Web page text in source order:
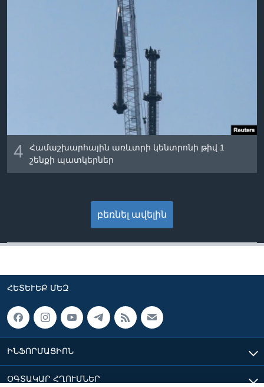
4
Համաշխարհային առևտրի կենտրոնի թիվ 1
շենքի պատկերներ
բեռնել ավելին
ՀԵՏԵՒԵՔ ՄԵԶ
ԻՆՖՈՐՄԱՑԻՈՆ
ՕԳՏԱԿԱՐ ՀՂՈՒՄՆԵՐ